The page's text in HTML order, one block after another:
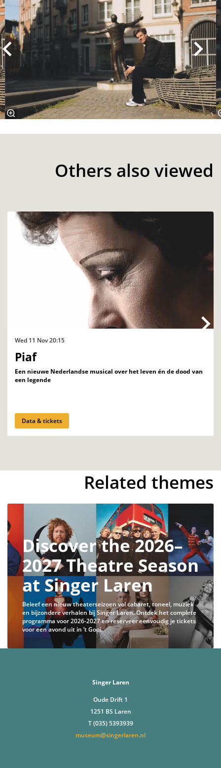
Others also viewed
Piaf
Een nieuwe Nederlandse musical over het leven én de dood van
een legende
Wed 11 Nov20:15
Data & tickets
Related themes
Discover the 2026–
2027 Theatre Season
at Singer Laren
Beleef een nieuw theaterseizoen vol cabaret, toneel, muziek
en bijzondere verhalen bij Singer Laren. Ontdek het complete
programma voor 2026-2027 en reserveer eenvoudig je tickets
voor een avond uit in ’t Gooi.
Singer Laren
Oude Drift 1
1251 BS Laren
T (035) 5393939
museum@singerlaren.nl